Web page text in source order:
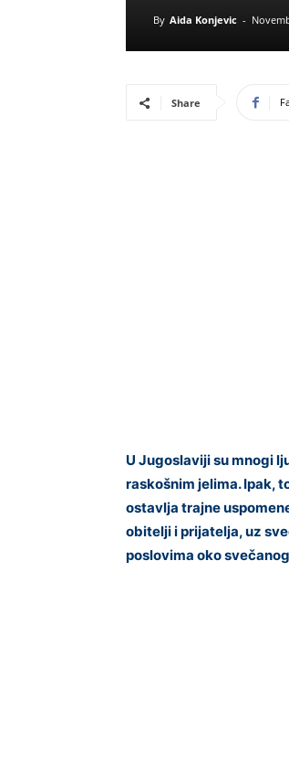
By Aida Konjevic -
Share
U Jugoslaviji su mnogi
raskošnim jelima. Ipak,
ostavlja trajne
obitelji i prijatelja, uz
poslovima oko